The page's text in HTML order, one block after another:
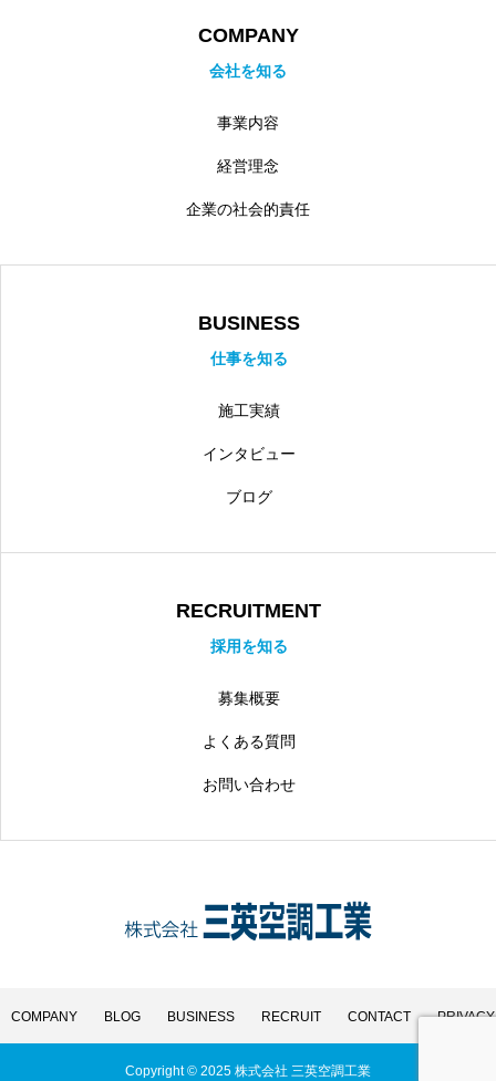
COMPANY
会社を知る
事業内容
経営理念
企業の社会的責任
BUSINESS
仕事を知る
施工実績
インタビュー
ブログ
RECRUITMENT
採用を知る
募集概要
よくある質問
お問い合わせ
COMPANY BLOG BUSINESS RECRUIT CONTACT
Copyright © 2025 株式会社 三英空調工業